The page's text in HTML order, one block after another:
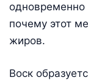
одновременно
почему этот
жиров.
Воск